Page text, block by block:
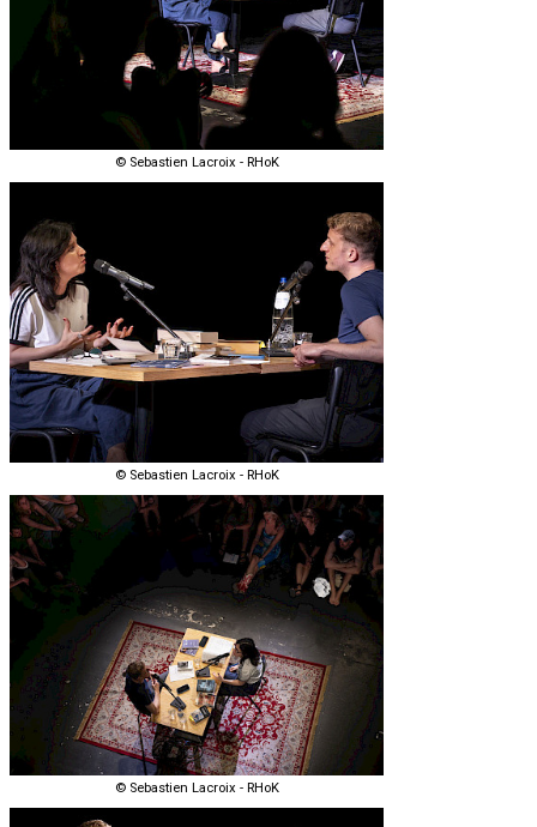
© Sebastien Lacroix - RHoK
© Sebastien Lacroix - RHoK
© Sebastien Lacroix - RHoK